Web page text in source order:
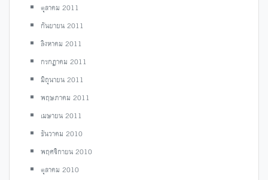
ตุลาคม 2011
กันยายน 2011
สิงหาคม 2011
กรกฎาคม 2011
มิถุนายน 2011
พฤษภาคม 2011
เมษายน 2011
ธันวาคม 2010
พฤศจิกายน 2010
ตุลาคม 2010